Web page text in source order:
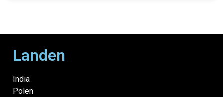
Landen
India
Polen